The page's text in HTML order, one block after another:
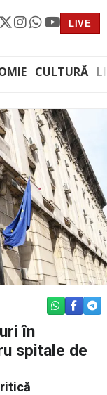
LIVE
CULTURĂ
WHATSAPP
în
spitale de